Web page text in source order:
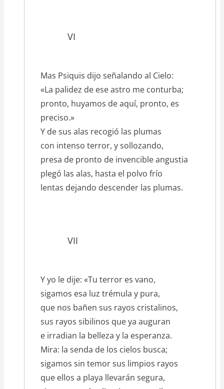
VI
Mas Psiquis dijo señalando al Cielo:
«La palidez de ese astro me conturba;
pronto, huyamos de aquí, pronto, es
preciso.»
Y de sus alas recogió las plumas
con intenso terror, y sollozando,
presa de pronto de invencible angustia
plegó las alas, hasta el polvo frío
lentas dejando descender las plumas.
VII
Y yo le dije: «Tu terror es vano,
sigamos esa luz trémula y pura,
que nos bañen sus rayos cristalinos,
sus rayos sibilinos que ya auguran
e irradian la belleza y la esperanza.
Mira: la senda de los cielos busca;
sigamos sin temor sus limpios rayos
que ellos a playa llevarán segura,